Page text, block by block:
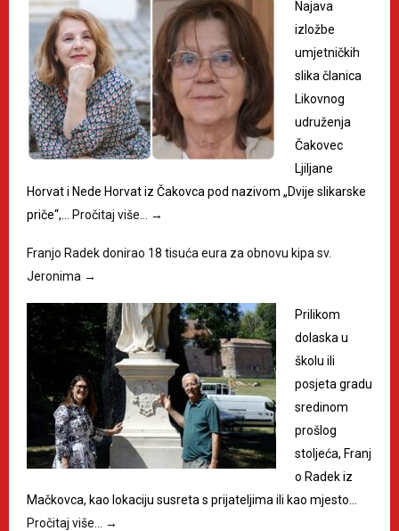
Najava
izložbe
umjetničkih
slika članica
Likovnog
udruženja
Čakovec
Ljiljane
Horvat i Nede Horvat iz Čakovca pod nazivom „Dvije slikarske
priče“,…
Pročitaj više… →
Franjo Radek donirao 18 tisuća eura za obnovu kipa sv.
Jeronima →
Prilikom
dolaska u
školu ili
posjeta gradu
sredinom
prošlog
stoljeća, Franj
o Radek iz
Mačkovca, kao lokaciju susreta s prijateljima ili kao mjesto…
Pročitaj više…
→